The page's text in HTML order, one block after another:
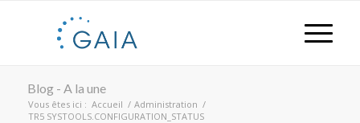
Blog - A la une
Vous êtes ici : Accueil / Administration /
TR5 SYSTOOLS.CONFIGURATION_STATUS